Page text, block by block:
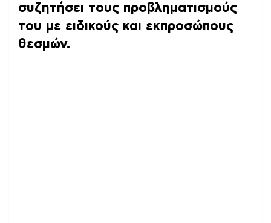
συζητήσει τους προβληματισμούς
του με ειδικούς και εκπροσώπους
θεσμών.